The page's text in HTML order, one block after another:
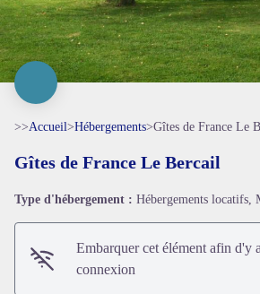
Voir
>>Accueil>Hébergements>Gîtes de France Le
Gîtes de France Le Bercail
Type d'hébergement : Hébergements locatifs,
Embarquer cet élément afin d'y
connexion